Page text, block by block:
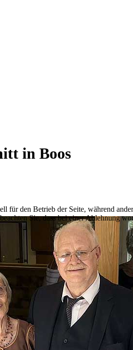
in Boos
für den Betrieb der Seite, während
Sie, dass bei einer Ablehnung